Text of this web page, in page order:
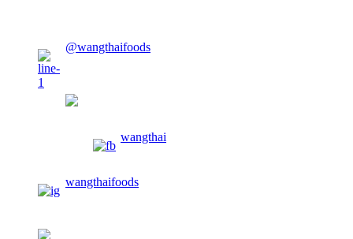
@wangthaifoods
wangthai
wangthaifoods